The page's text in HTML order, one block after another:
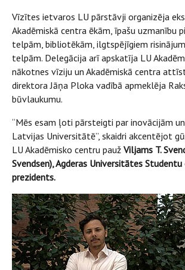
Vīzītes ietvaros LU pārstāvji organizēja
Akadēmiskā centra ēkām, īpašu uzmanību
telpām, bibliotēkām, ilgtspējīgiem
telpām. Delegācija arī apskatīja LU
nākotnes vīziju un Akadēmiskā centra
direktora Jāņa Ploka vadībā apmeklēja
būvlaukumu.
“Mēs esam ļoti pārsteigti par inovācijām
Latvijas Universitātē”, skaidri akcentējot
LU Akadēmisko centru pauž Viljams T.
Svendsen), Agderas Universitātes
prezidents.